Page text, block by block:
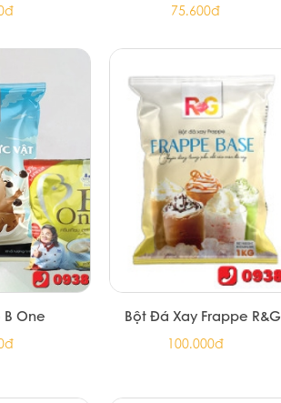
75.600đ
One Bột Đá Xay Frappe R&G
100.000đ